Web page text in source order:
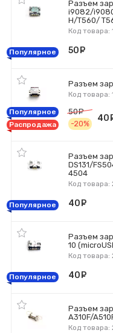
Разъем
i9082/
H/T560/
Код товара:
Популярное 50
Разъем
Код товара:
Популярное
Распродажа
50
-20%
40
Разъем
DS131/
4504
Код товара:
Популярное 40
Разъем
10
Код товара:
Популярное 40
Разъем
A310F/
Код товара: